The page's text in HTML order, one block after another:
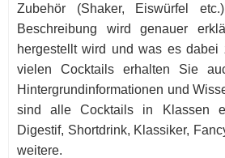
Zubehör (Shaker, Eiswürfel
Beschreibung wird genauer
hergestellt wird und was es dabei
vielen Cocktails erhalten Sie
Hintergrundinformationen und
sind alle Cocktails in Klassen
Digestif, Shortdrink, Klassiker,
weitere.